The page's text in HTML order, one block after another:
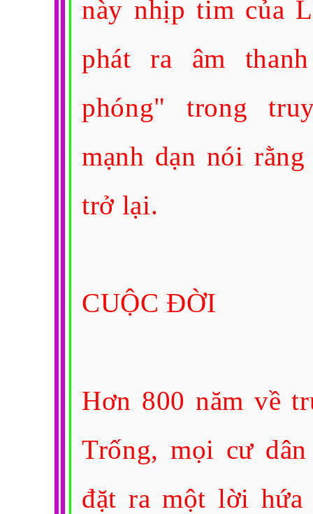
này nhịp tim của
phát ra âm
phóng" trong
mạnh dạn nói
trở lại.
CUỘC ĐỜI
Hơn 800 năm về
Trống, mọi cư
đặt ra một lời